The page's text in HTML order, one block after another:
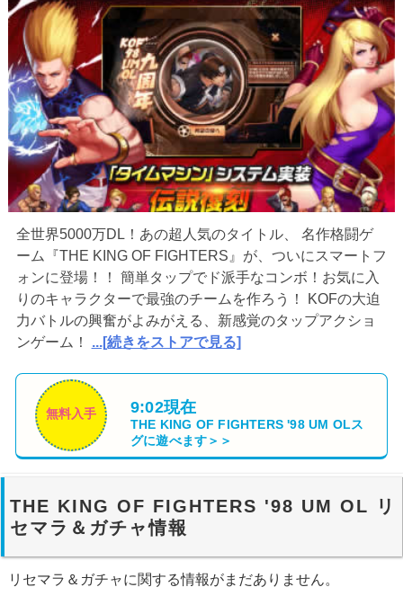
全世界5000万DL！あの超人気のタイトル、 名作格闘ゲ
ーム『THE KING OF FIGHTERS』が、ついにスマートフ
ォンに登場！！ 簡単タップでド派手なコンボ！お気に入
りのキャラクターで最強のチームを作ろう！ KOFの大迫
力バトルの興奮がよみがえる、新感覚のタップアクショ
ンゲーム！ ...[続きをストアで見る]
無料入手 9:02現在
THE KING OF FIGHTERS '98 UM OLス
グに遊べます＞＞
THE KING OF FIGHTERS '98 UM OL リ
セマラ＆ガチャ情報
リセマラ＆ガチャに関する情報がまだありません。